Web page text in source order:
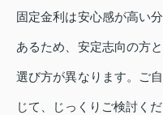
固定金利は安心感が高い
あるため、安定志向の方
選び方が異なります。ご
じて、じっくりご検討くだ